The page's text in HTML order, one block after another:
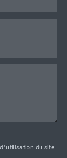
du site